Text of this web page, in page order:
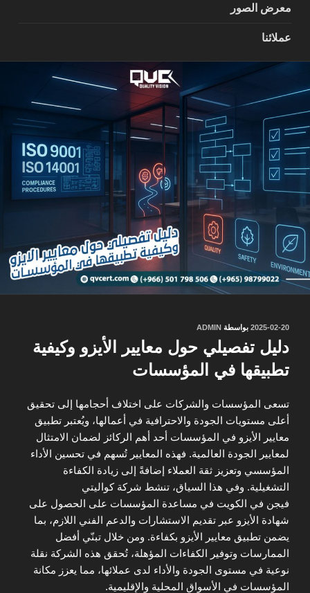
معرض الصور
عملائنا
نُشر
في
2025-02-20 بواسطة ADMIN
دليل تفصيلي حول معايير الأيزو وكيفية
تطبيقها في المؤسسات
تسعى المؤسسات والشركات على اختلاف أحجامها إلى تحقيق
أعلى مستويات الجودة والاحترافية في أعمالها، ويُعتبر تطبيق
معايير الأيزو في المؤسسات أحد أهم الركائز لضمان الامتثال
لمعايير الجودة العالمية. فهذه المعايير تُسهم في تحسين الأداء
المؤسسي وتعزيز ثقة العملاء إضافةً إلى زيادة الكفاءة
التشغيلية. وفي هذا السياق، تنشط شركةكواليتي
فيجن في الكويت في مساعدة المؤسسات على الحصول على
شهادة الأيزو عبر تقديم الاستشارات والدعم الفني اللازم، بما
يضمن تطبيق معايير الأيزو بكفاءة. ومن خلال تبنّي أفضل
الممارسات وتوفير الكفاءات المؤهلة، تُحقق هذه الشركة نقلة
نوعية في مستوى الجودة والأداء لدى عملائها، مما يعزز مكانة
المؤسسات في الأسواق المحلية والإقليمية.